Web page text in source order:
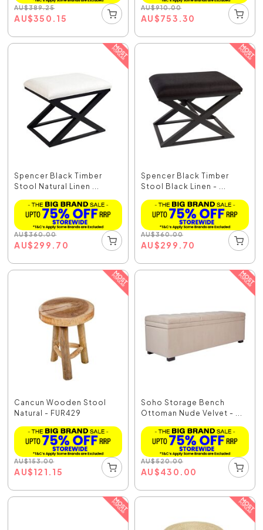
AU$389.25
AU$350.15
AU$910.00
AU$753.30
Spencer Black Timber
Stool Natural Linen ...
AU$360.00
AU$299.70
Spencer Black Timber
Stool Black Linen - ...
AU$360.00
AU$299.70
Cancun Wooden Stool
Natural - FUR429
AU$153.00
AU$121.15
Soho Storage Bench
Ottoman Nude Velvet - ...
AU$520.00
AU$430.00